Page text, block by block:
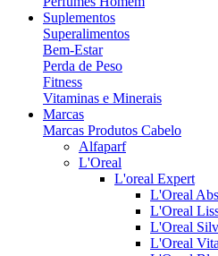
Suplementos
Superalimentos
Bem-Estar
Perda de Peso
Fitness
Vitaminas e Minerais
Marcas
Marcas Produtos Cabelo
Alfaparf
L'Oreal
L'oreal Expert
L'Oreal
L'Oreal
L'Oreal
L'Oreal